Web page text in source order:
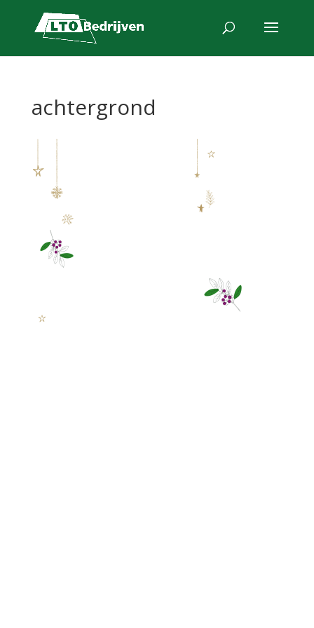
achtergrond